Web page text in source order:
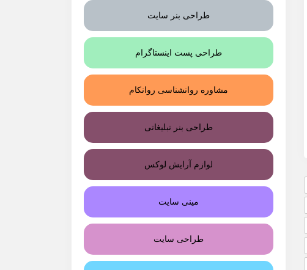
طراحی بنر سایت
طراحی پست اینستاگرام
مشاوره روانشناسی روانکام
طراحی بنر تبلیغاتی
لوازم آرایش لوکس
مینی سایت
طراحی سایت